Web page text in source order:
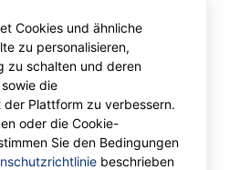
GetTransport®
Limited.
Cookies und ähnliche
zu personalisieren,
zu schalten und deren
die
Plattform zu verbessern.
oder die Cookie-
Sie den Bedingungen
beschrieben